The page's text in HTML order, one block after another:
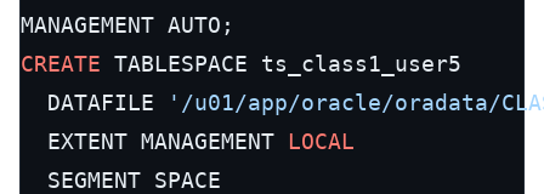
CREATE TABLESPACE ts_class1_user5
  DATAFILE
'/u01/app/oracle/oradata/
  EXTENT MANAGEMENT
LOCAL
  SEGMENT SPACE